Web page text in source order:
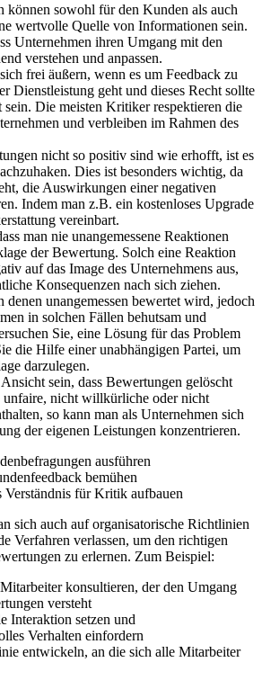
können sowohl für den Kunden als auch
wertvolle Quelle von Informationen ⁤sein.
​Unternehmen ihren Umgang mit den
verstehen und anpassen.
frei äußern, wenn​ es um Feedback ⁣zu
​Dienstleistung ‌geht und dieses Recht⁢ sollte
sein. Die meisten Kritiker respektieren die‍
und verbleiben im Rahmen ⁣des
nicht so‍ positiv sind wie erhofft, ist es​
Dies ist besonders wichtig, da⁢
die⁤ Auswirkungen ‌einer negativen
Indem man z.B. ein kostenloses Upgrade
vereinbart.
man nie ⁤unangemessene Reaktionen
⁤der Bewertung. ‌Solch eine Reaktion
auf ‌das Image des ​Unternehmens aus,⁤
Konsequenzen nach sich ziehen.
denen unangemessen bewertet wird, jedoch
in solchen Fällen ‌behutsam und
Sie, eine Lösung für das Problem
die Hilfe einer unabhängigen Partei, ‍um
darzulegen.
sein, dass Bewertungen gelöscht
unfaire,‌ nicht willkürliche oder⁣ nicht
‌so kann man als Unternehmen ​sich
der eigenen ⁢Leistungen konzentrieren.
ausführen
bemühen
Verständnis‍ für Kritik aufbauen
sich auch auf organisatorische⁢ Richtlinien
Verfahren verlassen, ​um den richtigen
zu erlernen. ⁣Zum Beispiel:
konsultieren, der den Umgang
versteht
Interaktion setzen‍ und
Verhalten einfordern
entwickeln, ⁤an die sich alle Mitarbeiter